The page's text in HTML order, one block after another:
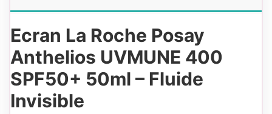
Ecran La Roche Posay
Anthelios UVMUNE 400
SPF50+ 50ml – Fluide
Invisible